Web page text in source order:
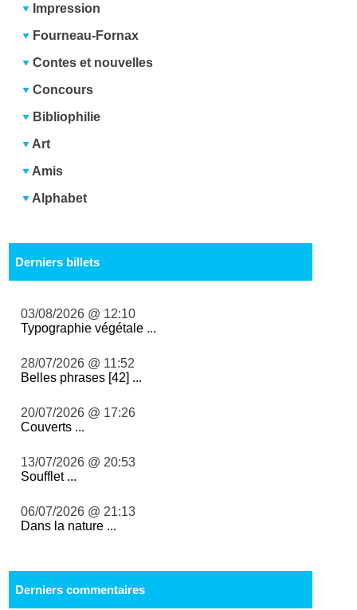
Impression
Fourneau-Fornax
Contes et nouvelles
Concours
Bibliophilie
Art
Amis
Alphabet
Derniers billets
03/08/2026 @ 12:10
Typographie végétale ...
28/07/2026 @ 11:52
Belles phrases [42] ...
20/07/2026 @ 17:26
Couverts ...
13/07/2026 @ 20:53
Soufflet ...
06/07/2026 @ 21:13
Dans la nature ...
Derniers commentaires